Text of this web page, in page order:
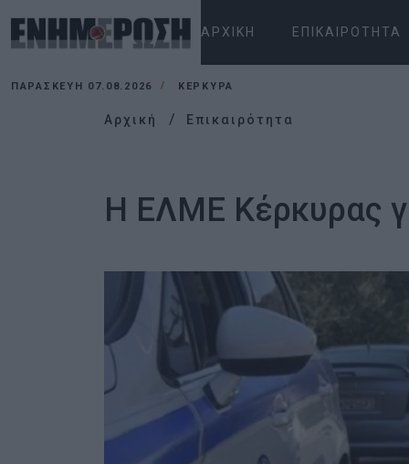
ΑΡΧΙΚΉ ΕΠΙΚΑΙΡΌΤΗΤΑ
ΠΑΡΑΣΚΕΥΉ 07.08.2026 ΚΕΡΚΥΡΑ
Αρχική Επικαιρότητα
Η ΕΛΜΕ Κέρκυρας